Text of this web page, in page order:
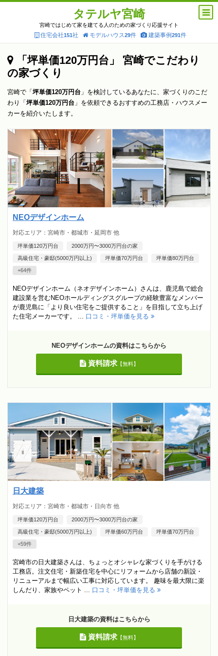
タテルヤ宮崎
宮崎ではじめて家を建てる人のための家づくり応援サイト
住宅会社151社 モデルハウス29件 建築事例291件
「坪単価120万円台」 宮崎でこだわり
の家づくり
宮崎で「 坪単価120万円台 」を検討しているあなたに、家づくりのこだ
わり「 坪単価120万円台 」を依頼できるおすすめの工務店・ハウスメー
カーを紹介いたします。
NEOデザインホーム
対応エリア：宮崎市・都城市・延岡市 他
坪単価120万円台 2000万円〜3000万円台の家
高級住宅・豪邸(5000万円以上) 坪単価70万円台 坪単価80万円台
+64件
NEOデザインホーム（ネオデザインホーム）さんは、鹿児島で総合
建設業を営むNEOホールディングスグループの経験豊富なメンバー
が鹿児島に「より良い住宅をご提供すること」を目指して立ち上げ
た住宅メーカーです。 ... 口コミ・坪単価を見る
NEOデザインホームの資料はこちらから
資料請求【無料】
日大建築
対応エリア：宮崎市・都城市・日向市 他
坪単価120万円台 2000万円〜3000万円台の家
高級住宅・豪邸(5000万円以上) 坪単価60万円台 坪単価70万円台
+59件
宮崎市の日大建築さんは、ちょっとオシャレな家づくりを手がける
工務店。注文住宅・新築住宅を中心にリフォームから店舗の新設・
リニューアルまで幅広い工事に対応しています。 趣味を最大限に楽
しんだり、家族やペット ... 口コミ・坪単価を見る
日大建築の資料はこちらから
資料請求【無料】